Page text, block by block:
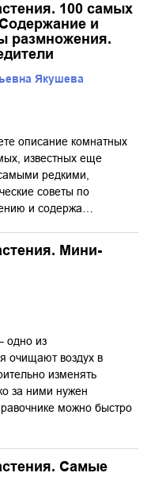
100 самых
и
размножения.
Якушева
описание комнатных
известных еще
редкими,
советы по
и содержа…
Мини-
одно из
очищают воздух в
изменять
за ними нужен
можно быстро
Самые